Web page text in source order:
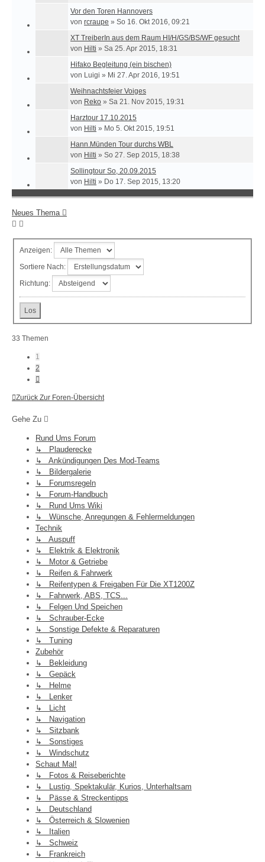
Vor den Toren Hannovers
von rcraupe » So 16. Okt 2016, 09:21
XT TreiberIn aus dem Raum HI/H/GS/BS/WF gesucht
von Hilti » Sa 25. Apr 2015, 18:31
Hifako Begleitung (ein bischen)
von Luigi » Mi 27. Apr 2016, 19:51
Weihnachtsfeier Voiges
von Reko » Sa 21. Nov 2015, 19:31
Harztour 17.10.2015
von Hilti » Mo 5. Okt 2015, 19:51
Hann.Münden Tour durchs WBL
von Hilti » So 27. Sep 2015, 18:38
Sollingtour So, 20.09.2015
von Hilti » Do 17. Sep 2015, 13:20
Neues Thema
Anzeigen:
Sortiere Nach:
Richtung:
33 Themen
1
2
Zurück Zur Foren-Übersicht
Gehe Zu
Rund Ums Forum
↳ Plauderecke
↳ Ankündigungen Des Mod-Teams
↳ Bildergalerie
↳ Forumsregeln
↳ Forum-Handbuch
↳ Rund Ums Wiki
↳ Wünsche, Anregungen & Fehlermeldungen
Technik
↳ Auspuff
↳ Elektrik & Elektronik
↳ Motor & Getriebe
↳ Reifen & Fahrwerk
↳ Reifentypen & Freigaben Für Die XT1200Z
↳ Fahrwerk, ABS, TCS...
↳ Felgen Und Speichen
↳ Schrauber-Ecke
↳ Sonstige Defekte & Reparaturen
↳ Tuning
Zubehör
↳ Bekleidung
↳ Gepäck
↳ Helme
↳ Lenker
↳ Licht
↳ Navigation
↳ Sitzbank
↳ Sonstiges
↳ Windschutz
Schaut Mal!
↳ Fotos & Reiseberichte
↳ Lustig, Spektakulär, Kurios, Unterhaltsam
↳ Pässe & Streckentipps
↳ Deutschland
↳ Österreich & Slowenien
↳ Italien
↳ Schweiz
↳ Frankreich